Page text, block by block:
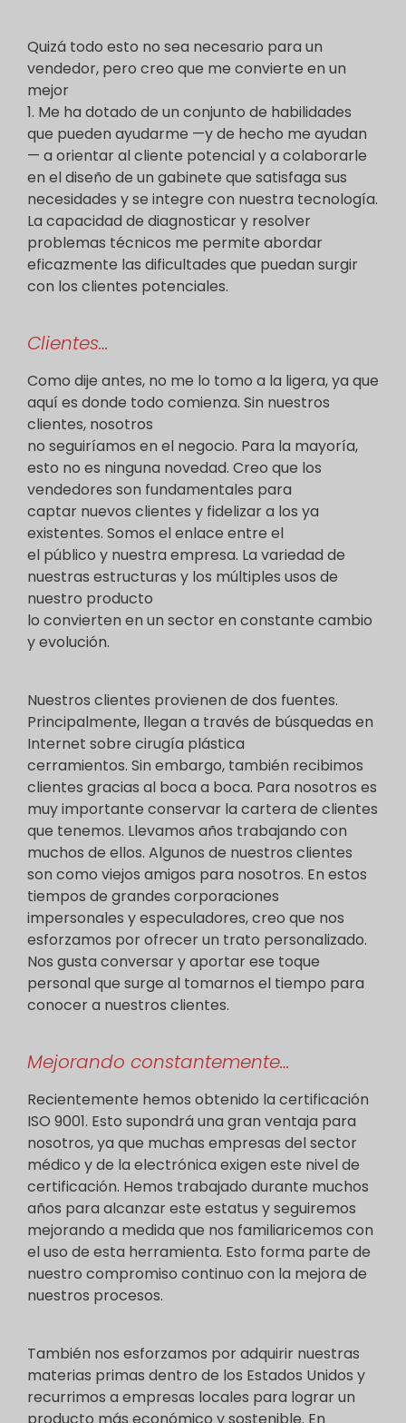
Quizá todo esto no sea necesario para un
vendedor, pero creo que me convierte en un
mejor
1. Me ha dotado de un conjunto de habilidades
que pueden ayudarme —y de hecho me ayudan
— a orientar al cliente potencial y a colaborarle
en el diseño de un gabinete que satisfaga sus
necesidades y se integre con nuestra tecnología.
La capacidad de diagnosticar y resolver
problemas técnicos me permite abordar
eficazmente las dificultades que puedan surgir
con los clientes potenciales.
Clientes…
Como dije antes, no me lo tomo a la ligera, ya que
aquí es donde todo comienza. Sin nuestros
clientes, nosotros
no seguiríamos en el negocio. Para la mayoría,
esto no es ninguna novedad. Creo que los
vendedores son fundamentales para
captar nuevos clientes y fidelizar a los ya
existentes. Somos el enlace entre el
el público y nuestra empresa. La variedad de
nuestras estructuras y los múltiples usos de
nuestro producto
lo convierten en un sector en constante cambio
y evolución.
Nuestros clientes provienen de dos fuentes.
Principalmente, llegan a través de búsquedas en
Internet sobre cirugía plástica
cerramientos. Sin embargo, también recibimos
clientes gracias al boca a boca. Para nosotros es
muy importante conservar la cartera de clientes
que tenemos. Llevamos años trabajando con
muchos de ellos. Algunos de nuestros clientes
son como viejos amigos para nosotros. En estos
tiempos de grandes corporaciones
impersonales y especuladores, creo que nos
esforzamos por ofrecer un trato personalizado.
Nos gusta conversar y aportar ese toque
personal que surge al tomarnos el tiempo para
conocer a nuestros clientes.
Mejorando constantemente…
Recientemente hemos obtenido la certificación
ISO 9001. Esto supondrá una gran ventaja para
nosotros, ya que muchas empresas del sector
médico y de la electrónica exigen este nivel de
certificación. Hemos trabajado durante muchos
años para alcanzar este estatus y seguiremos
mejorando a medida que nos familiaricemos con
el uso de esta herramienta. Esto forma parte de
nuestro compromiso continuo con la mejora de
nuestros procesos.
También nos esforzamos por adquirir nuestras
materias primas dentro de los Estados Unidos y
recurrimos a empresas locales para lograr un